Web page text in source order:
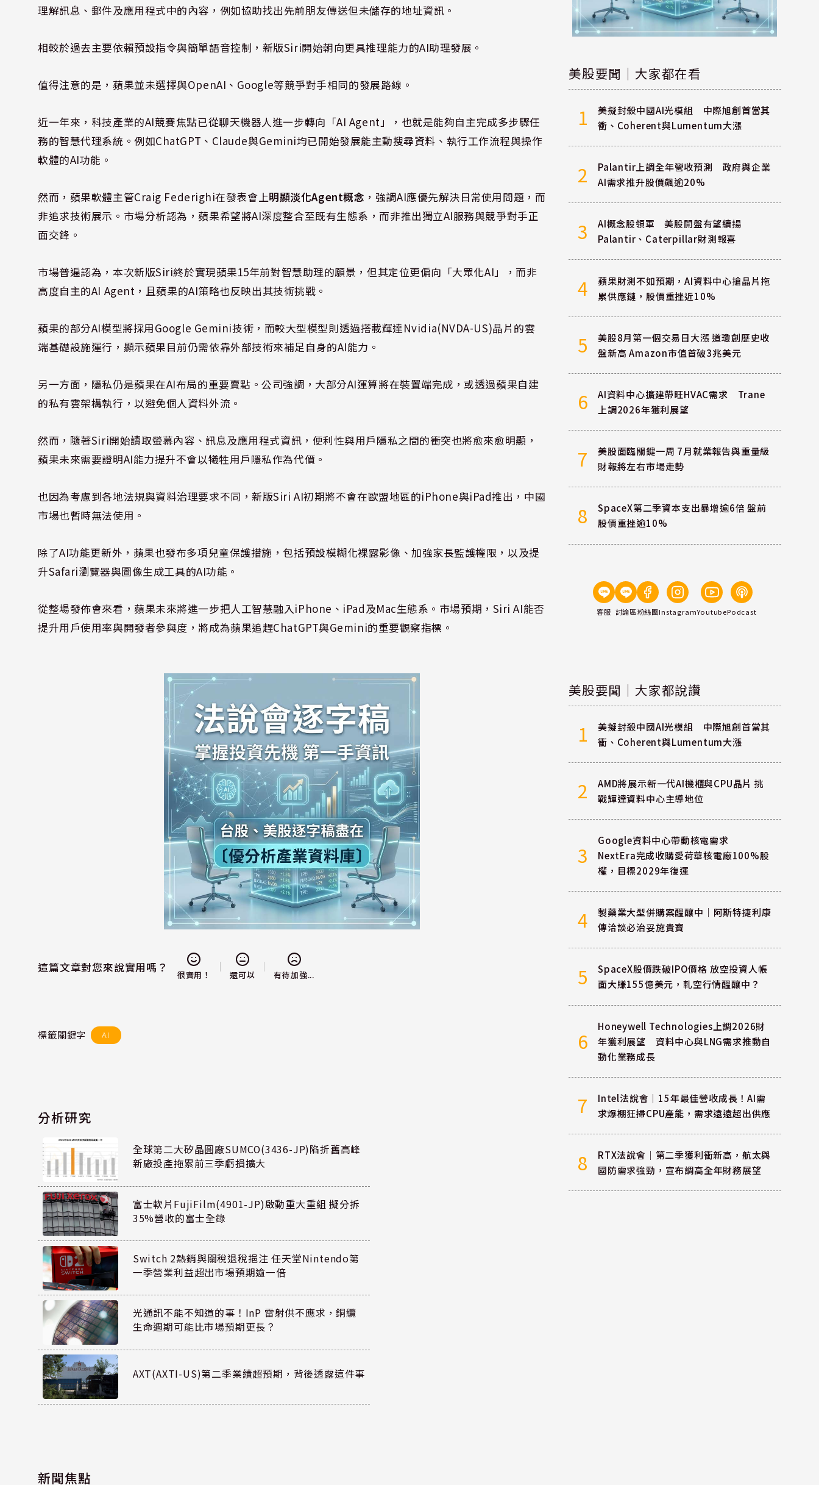
理解訊息、郵件及應用程式中的內容，例如協助找出先前朋友傳送但未儲存的地址資訊。
相較於過去主要依賴預設指令與簡單語音控制，新版Siri開始朝向更具推理能力的AI助理發展。
值得注意的是，蘋果並未選擇與OpenAI、Google等競爭對手相同的發展路線。
近一年來，科技產業的AI競賽焦點已從聊天機器人進一步轉向「AI Agent」，也就是能夠自主完成多步驟任
務的智慧代理系統。例如ChatGPT、Claude與Gemini均已開始發展能主動搜尋資料、執行工作流程與操作
軟體的AI功能。
然而，蘋果軟體主管Craig Federighi在發表會上明顯淡化Agent概念 ，強調AI應優先解決日常使用問題，而
非追求技術展示。市場分析認為，蘋果希望將AI深度整合至既有生態系，而非推出獨立AI服務與競爭對手正
面交鋒。
市場普遍認為，本次新版Siri終於實現蘋果15年前對智慧助理的願景，但其定位更偏向「大眾化AI」，而非
高度自主的AI Agent，且蘋果的AI策略也反映出其技術挑戰。
蘋果的部分AI模型將採用Google Gemini技術，而較大型模型則透過搭載輝達Nvidia(NVDA-US)晶片的雲
端基礎設施運行，顯示蘋果目前仍需依靠外部技術來補足自身的AI能力。
另一方面，隱私仍是蘋果在AI布局的重要賣點。公司強調，大部分AI運算將在裝置端完成，或透過蘋果自建
的私有雲架構執行，以避免個人資料外流。
然而，隨著Siri開始讀取螢幕內容、訊息及應用程式資訊，便利性與用戶隱私之間的衝突也將愈來愈明顯，
蘋果未來需要證明AI能力提升不會以犧牲用戶隱私作為代價。
也因為考慮到各地法規與資料治理要求不同，新版Siri AI初期將不會在歐盟地區的iPhone與iPad推出，中國
市場也暫時無法使用。
除了AI功能更新外，蘋果也發布多項兒童保護措施，包括預設模糊化裸露影像、加強家長監護權限，以及提
升Safari瀏覽器與圖像生成工具的AI功能。
從整場發佈會來看，蘋果未來將進一步把人工智慧融入iPhone、iPad及Mac生態系。市場預期，Siri AI能否
提升用戶使用率與開發者參與度，將成為蘋果追趕ChatGPT與Gemini的重要觀察指標。
這篇文章對您來說實用嗎？
很實用！ 還可以 有待加強...
標籤關鍵字 AI
分析研究
全球第二大矽晶圓廠SUMCO(3436-JP)陷折舊高峰
新廠投產拖累前三季虧損擴大
富士軟片FujiFilm(4901-JP)啟動重大重組 擬分拆
35%營收的富士全錄
Switch 2熱銷與關稅退稅挹注 任天堂Nintendo第
一季營業利益超出市場預期逾一倍
光通訊不能不知道的事！InP 雷射供不應求，銅纜
生命週期可能比市場預期更長？
AXT(AXTI-US)第二季業績超預期，背後透露這件事
新聞焦點
美股要聞｜大家都在看
1
美擬封殺中國AI光模組 中際旭創首當其
衝、Coherent與Lumentum大漲
2
Palantir上調全年營收預測 政府與企業
AI需求推升股價飆逾20%
3
AI概念股領軍 美股開盤有望續揚
Palantir、Caterpillar財測報喜
4
蘋果財測不如預期，AI資料中心搶晶片拖
累供應鏈，股價重挫近10%
5
美股8月第一個交易日大漲 道瓊創歷史收
盤新高 Amazon市值首破3兆美元
6
AI資料中心擴建帶旺HVAC需求 Trane
上調2026年獲利展望
7
美股面臨關鍵一周 7月就業報告與重量級
財報將左右市場走勢
8
SpaceX第二季資本支出暴增逾6倍 盤前
股價重挫逾10%
客服 討論區粉絲團InstagramYoutubePodcast
美股要聞｜大家都說讚
1
美擬封殺中國AI光模組 中際旭創首當其
衝、Coherent與Lumentum大漲
2
AMD將展示新一代AI機櫃與CPU晶片 挑
戰輝達資料中心主導地位
3
Google資料中心帶動核電需求
NextEra完成收購愛荷華核電廠100%股
權，目標2029年復運
4
製藥業大型併購案醞釀中｜阿斯特捷利康
傳洽談必治妥施貴寶
5
SpaceX股價跌破IPO價格 放空投資人帳
面大賺155億美元，軋空行情醞釀中？
6
Honeywell Technologies上調2026財
年獲利展望 資料中心與LNG需求推動自
動化業務成長
7
Intel法說會｜15年最佳營收成長！AI需
求爆棚狂掃CPU產能，需求遠遠超出供應
8
RTX法說會｜第二季獲利衝新高，航太與
國防需求強勁，宣布調高全年財務展望